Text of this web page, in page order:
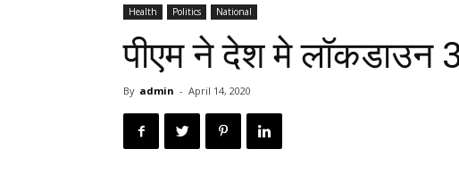
Health Politics National
पीएम ने देश मे लॉकडाउन
By admin - April 14, 2020